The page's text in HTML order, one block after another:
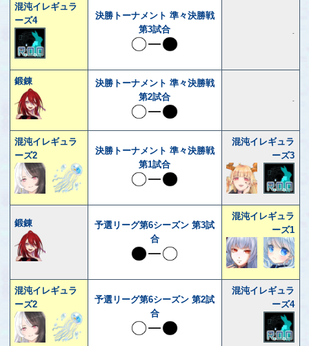
混沌イレギュラ
ーズ4
決勝トーナメント 準々決勝戦
第3試合
-
鍛錬
決勝トーナメント 準々決勝戦
第2試合
-
混沌イレギュラ
ーズ2
決勝トーナメント 準々決勝戦
第1試合
混沌イレギュラ
ーズ3
鍛錬
予選リーグ第6シーズン 第3試
合
混沌イレギュラ
ーズ1
混沌イレギュラ
ーズ2
予選リーグ第6シーズン 第2試
合
混沌イレギュラ
ーズ4